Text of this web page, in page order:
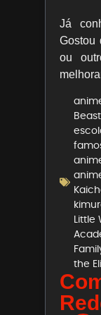
Já
Gostou
ou
Little
the